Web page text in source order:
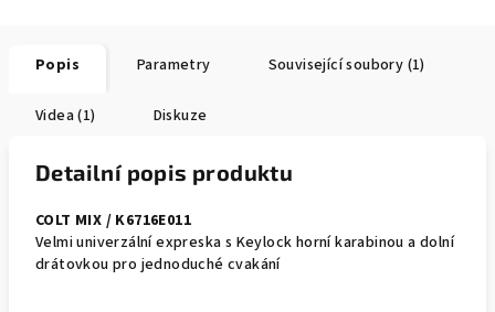
Popis Parametry Související soubory (1)
Videa (1) Diskuze
Detailní popis produktu
COLT MIX / K6716E011
Velmi univerzální expreska s Keylock horní karabinou a dolní
drátovkou pro jednoduché cvakání